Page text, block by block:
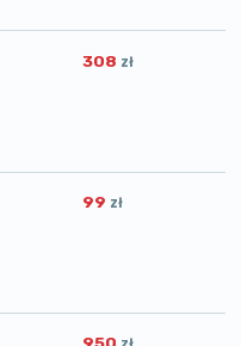
308 zł
99 zł